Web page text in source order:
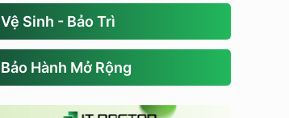
Vệ Sinh - Bảo Trì
Bảo Hành Mở Rộng